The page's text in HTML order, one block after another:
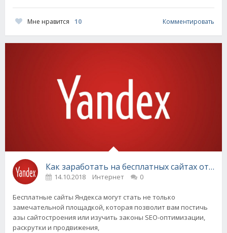
Мне нравится 10 Комментировать
Как заработать на бесплатных сайтах от
14.10.2018 Интернет 0
Бесплатные сайты Яндекса могут стать не только
замечательной площадкой, которая позволит вам постичь
азы сайтостроения или изучить законы SEO-оптимизации,
раскрутки и продвижения,